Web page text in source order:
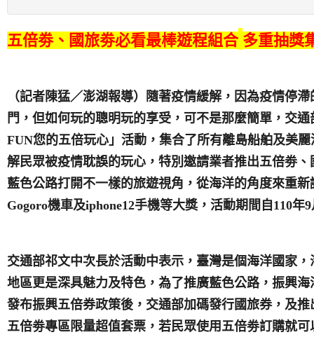
五倍劵、國旅劵必看最棒遊程組合 多重抽獎
（記者陳猛／澎湖報導）隨著疫情緩解，因為疫情停
門，但如何玩的聰明玩的享受，可不是那麼簡單，交
FUN您的五倍玩心」活動，集合了所有離島船舶及美麗
解民眾被疫情耽誤的玩心，特別邀請業者推出五倍劵
藍色公路打開不一樣的旅遊視角，從海洋的角度來重新
Gogoro機車及iphone12手機等大獎，活動期間自 110年9
交通部祁文中次長於活動中表示，臺灣是個海洋國家
地區更是深具魅力及特色， 為了推廣藍色公路， 振興海
發布振興五倍券政策後，交通部加碼發行國旅券，及
五倍劵專區限量超值套票，若民眾使用五倍劵訂購就